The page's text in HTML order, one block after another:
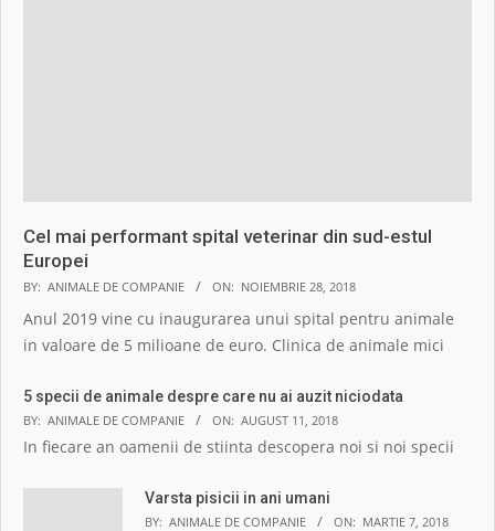
Cel mai performant spital veterinar din sud-estul
Europei
BY: ANIMALE DE COMPANIE ON: NOIEMBRIE 28, 2018
Anul 2019 vine cu inaugurarea unui spital pentru animale
in valoare de 5 milioane de euro. Clinica de animale mici
5 specii de animale despre care nu ai auzit niciodata
BY: ANIMALE DE COMPANIE ON: AUGUST 11, 2018
In fiecare an oamenii de stiinta descopera noi si noi specii
Varsta pisicii in ani umani
BY: ANIMALE DE COMPANIE ON: MARTIE 7, 2018